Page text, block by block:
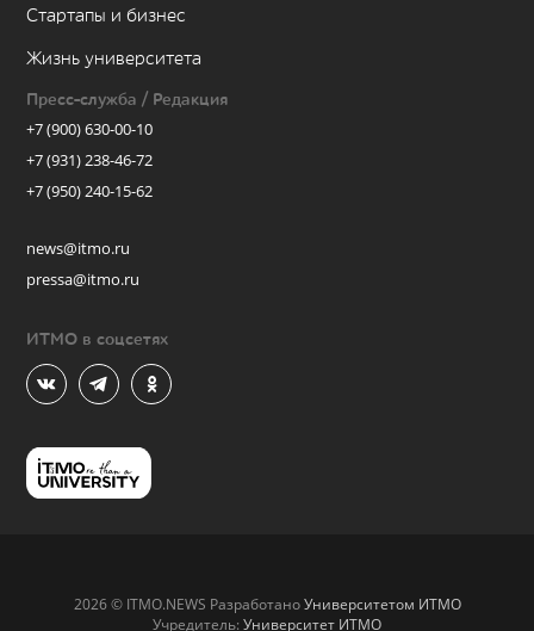
Стартапы и бизнес
Жизнь университета
Пресс-служба / Редакция
+7 (900) 630-00-10
+7 (931) 238-46-72
+7 (950) 240-15-62
news@itmo.ru
pressa@itmo.ru
ИТМО в соцсетях
2026 © ITMO.NEWS РазработаноУниверситетом ИТМО
Учредитель: Университет ИТМО